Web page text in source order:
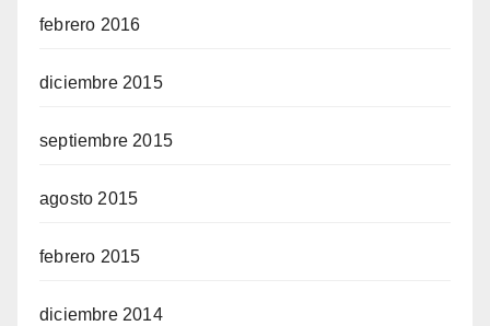
febrero 2016
diciembre 2015
septiembre 2015
agosto 2015
febrero 2015
diciembre 2014